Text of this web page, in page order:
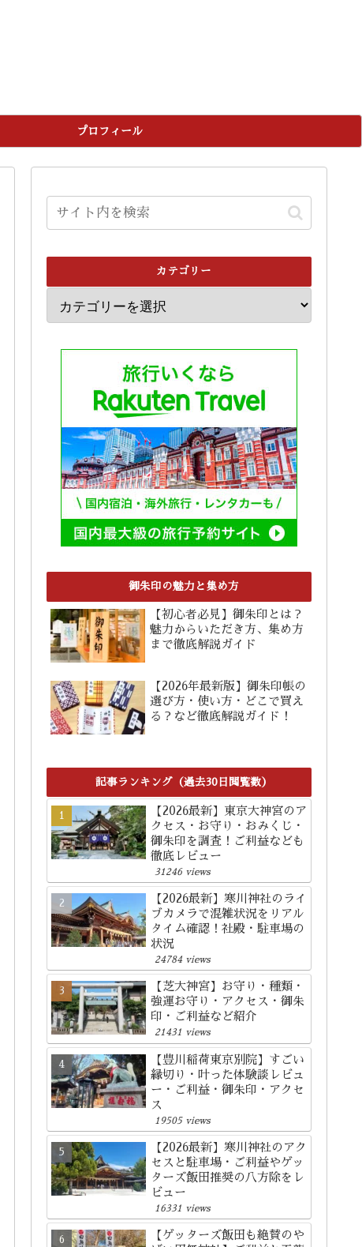
プロフィール
カテゴリー
御朱印の魅力と集め方
【初心者必見】御朱印とは？
魅力からいただき方、集め方
まで徹底解説ガイド
【2026年最新版】御朱印帳の
選び方・使い方・どこで買え
る？など徹底解説ガイド！
記事ランキング（過去30日閲覧数）
【2026最新】東京大神宮のア
クセス・お守り・おみくじ・
御朱印を調査！ご利益なども
徹底レビュー
31246 views
【2026最新】寒川神社のライ
ブカメラで混雑状況をリアル
タイム確認！社殿・駐車場の
状況
24784 views
【芝大神宮】お守り・種類・
強運お守り・アクセス・御朱
印・ご利益など紹介
21431 views
【豊川稲荷東京別院】すごい
縁切り・叶った体験談レビュ
ー・ご利益・御朱印・アクセ
ス
19505 views
【2026最新】寒川神社のアク
セスと駐車場・ご利益やゲッ
ターズ飯田推奨の八方除をレ
ビュー
16331 views
【ゲッターズ飯田も絶賛のや